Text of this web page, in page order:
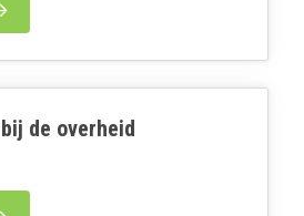
de overheid